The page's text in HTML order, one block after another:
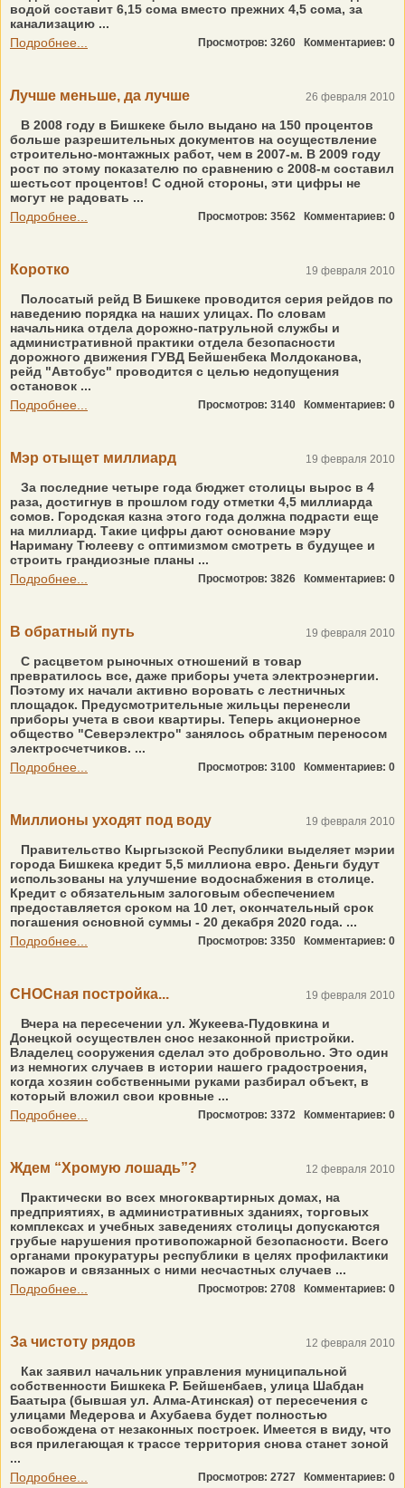
водой составит 6,15 сома вместо прежних 4,5 сома, за
канализацию ...
Подробнее...
Просмотров: 3260 Комментариев: 0
Лучше меньше, да лучше 26 февраля 2010
В 2008 году в Бишкеке было выдано на 150 процентов
больше разрешительных документов на осуществление
строительно-монтажных работ, чем в 2007-м. В 2009 году
рост по этому показателю по сравнению с 2008-м составил
шестьсот процентов! С одной стороны, эти цифры не
могут не радовать ...
Подробнее...
Просмотров: 3562 Комментариев: 0
Коротко 19 февраля 2010
Полосатый рейд В Бишкеке проводится серия рейдов по
наведению порядка на наших улицах. По словам
начальника отдела дорожно-патрульной службы и
административной практики отдела безопасности
дорожного движения ГУВД Бейшенбека Молдоканова,
рейд "Автобус" проводится с целью недопущения
остановок ...
Подробнее...
Просмотров: 3140 Комментариев: 0
Мэр отыщет миллиард 19 февраля 2010
За последние четыре года бюджет столицы вырос в 4
раза, достигнув в прошлом году отметки 4,5 миллиарда
сомов. Городская казна этого года должна подрасти еще
на миллиард. Такие цифры дают основание мэру
Нариману Тюлееву с оптимизмом смотреть в будущее и
строить грандиозные планы ...
Подробнее...
Просмотров: 3826 Комментариев: 0
В обратный путь 19 февраля 2010
С расцветом рыночных отношений в товар
превратилось все, даже приборы учета электроэнергии.
Поэтому их начали активно воровать с лестничных
площадок. Предусмотрительные жильцы перенесли
приборы учета в свои квартиры. Теперь акционерное
общество "Северэлектро" занялось обратным переносом
электросчетчиков. ...
Подробнее...
Просмотров: 3100 Комментариев: 0
Миллионы уходят под воду 19 февраля 2010
Правительство Кыргызской Республики выделяет мэрии
города Бишкека кредит 5,5 миллиона евро. Деньги будут
использованы на улучшение водоснабжения в столице.
Кредит с обязательным залоговым обеспечением
предоставляется сроком на 10 лет, окончательный срок
погашения основной суммы - 20 декабря 2020 года. ...
Подробнее...
Просмотров: 3350 Комментариев: 0
СНОСная постройка... 19 февраля 2010
Вчера на пересечении ул. Жукеева-Пудовкина и
Донецкой осуществлен снос незаконной пристройки.
Владелец сооружения сделал это добровольно. Это один
из немногих случаев в истории нашего градостроения,
когда хозяин собственными руками разбирал объект, в
который вложил свои кровные ...
Подробнее...
Просмотров: 3372 Комментариев: 0
Ждем “Хромую лошадь”? 12 февраля 2010
Практически во всех многоквартирных домах, на
предприятиях, в административных зданиях, торговых
комплексах и учебных заведениях столицы допускаются
грубые нарушения противопожарной безопасности. Всего
органами прокуратуры республики в целях профилактики
пожаров и связанных с ними несчастных случаев ...
Подробнее...
Просмотров: 2708 Комментариев: 0
За чистоту рядов 12 февраля 2010
Как заявил начальник управления муниципальной
собственности Бишкека Р. Бейшенбаев, улица Шабдан
Баатыра (бывшая ул. Алма-Атинская) от пересечения с
улицами Медерова и Ахубаева будет полностью
освобождена от незаконных построек. Имеется в виду, что
вся прилегающая к трассе территория снова станет зоной
...
Подробнее...
Просмотров: 2727 Комментариев: 0